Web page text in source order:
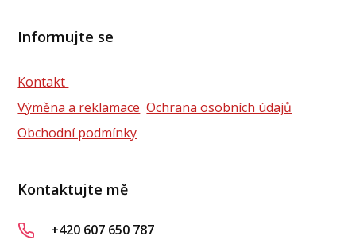
Informujte se
Kontakt
Výměna a reklamace Ochrana osobních údajů
Obchodní podmínky
Kontaktujte mě
+420 607 650 787